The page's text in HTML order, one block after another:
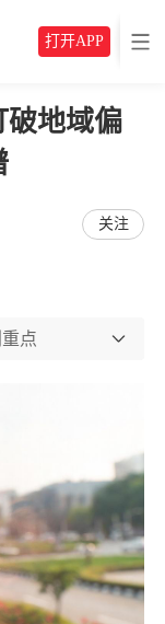
打开APP
地域偏
关注
点